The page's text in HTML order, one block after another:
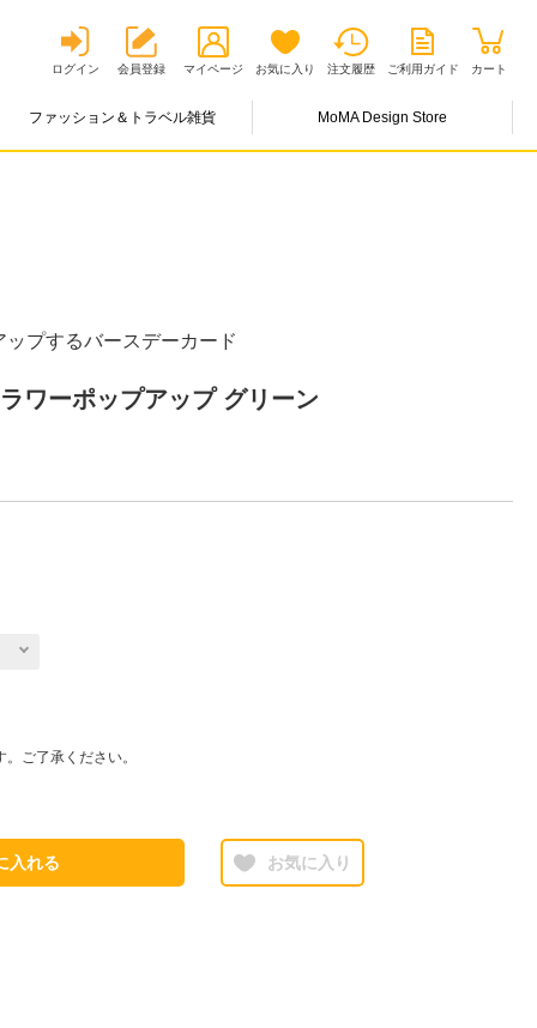
ログイン 会員登録 マイページ お気に入り 注文履歴 ご利用ガイド カート
ファッション＆トラベル雑貨 MoMA Design Store
プするバースデーカード
ワーポップアップ グリーン
ご了承ください。
入れる お気に入り